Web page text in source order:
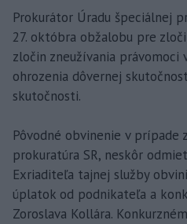
Prokurátor Úradu špeciálnej
27. októbra obžalobu pre
zločin zneužívania
ohrozenia dôvernej
skutočnosti.
Pôvodné obvinenie v prípade
prokuratúra SR, neskôr
Exriaditeľa tajnej služby
úplatok od podnikateľa a
Zoroslava Kollára.